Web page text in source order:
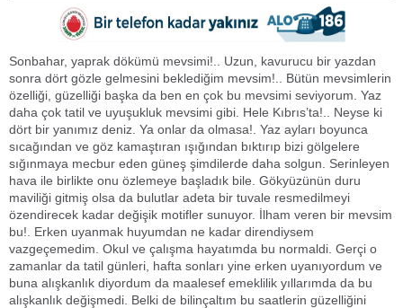
Sonbahar, yaprak dökümü mevsimi!.. Uzun, kavurucu bir yazdan
sonra dört gözle gelmesini beklediğim mevsim!.. Bütün mevsimlerin
özelliği, güzelliği başka da ben en çok bu mevsimi seviyorum. Yaz
daha çok tatil ve uyuşukluk mevsimi gibi. Hele Kıbrıs’ta!.. Neyse ki
dört bir yanımız deniz. Ya onlar da olmasa!. Yaz ayları boyunca
sıcağından ve göz kamaştıran ışığından bıktırıp bizi gölgelere
sığınmaya mecbur eden güneş şimdilerde daha solgun. Serinleyen
hava ile birlikte onu özlemeye başladık bile. Gökyüzünün duru
maviliği gitmiş olsa da bulutlar adeta bir tuvale resmedilmeyi
özendirecek kadar değişik motifler sunuyor. İlham veren bir mevsim
bu!. Erken uyanmak huyumdan ne kadar direndiysem
vazgeçemedim. Okul ve çalışma hayatımda bu normaldi. Gerçi o
zamanlar da tatil günleri, hafta sonları yine erken uyanıyordum ve
buna alışkanlık diyordum da maalesef emeklilik yıllarımda da bu
alışkanlık değişmedi. Belki de bilinçaltım bu saatlerin güzelliğini